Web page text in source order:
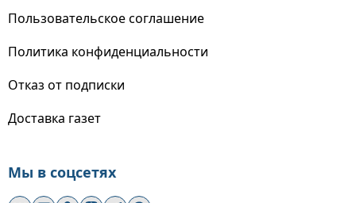
Пользовательское соглашение
Политика конфиденциальности
Отказ от подписки
Доставка газет
Мы в соцсетях